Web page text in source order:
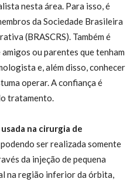
nesta área. Para isso, é
da Sociedade Brasileira
(BRASCRS). Também é
ou parentes que tenham
e, além disso, conhecer
operar. A confiança é
tratamento.
na cirurgia de
ser realizada somente
da injeção de pequena
na região inferior da órbita,